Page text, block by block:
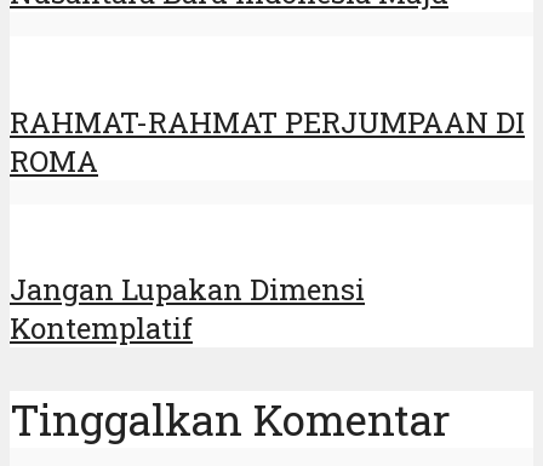
RAHMAT-RAHMAT PERJUMPAAN DI
ROMA
Jangan Lupakan Dimensi
Kontemplatif
Tinggalkan Komentar